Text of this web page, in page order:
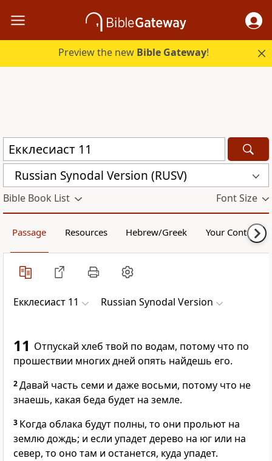
Preview the new Bible Gateway!
Russian Synodal Version (RUSV)
Bible Book List Font Size
Passage Resources Hebrew/Greek Your Content
Екклесиаст 11 Russian Synodal Version
11 Отпускай хлеб твой по водам, потому что по
прошествии многих дней опять найдешь его.
2Давай часть семи и даже восьми, потому что не
знаешь, какая беда будет на земле.
3 Когда облака будут полны, то они прольют на
землю дождь; и если упадет дерево на юг или на
север, то оно там и останется, куда упадет.